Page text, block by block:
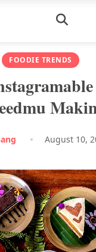
FOODIE TRENDS
August 10,